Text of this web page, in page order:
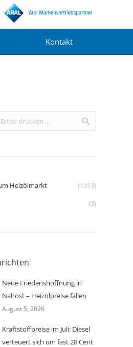
Kontakt
Heizölmarkt
(1913)
(3)
Neue Friedenshoffnung in
Nahost – Heizölpreise fallen
August 5, 2026
Kraftstoffpreise im Juli: Diesel
verteuert sich um fast 28 Cent